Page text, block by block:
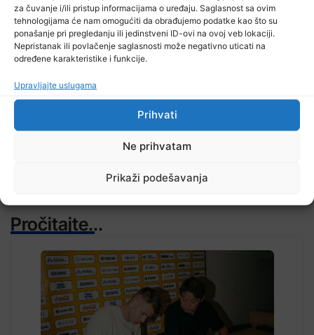
za čuvanje i/ili pristup informacijama o uređaju. Saglasnost sa ovim
tehnologijama će nam omogućiti da obrađujemo podatke kao što su
ponašanje pri pregledanju ili jedinstveni ID-ovi na ovoj veb lokaciji.
Nepristanak ili povlačenje saglasnosti može negativno uticati na
određene karakteristike i funkcije.
Upravljajte uslugama
Prihvati
Ne prihvatam
Prikaži podešavanja
Pročitajte...